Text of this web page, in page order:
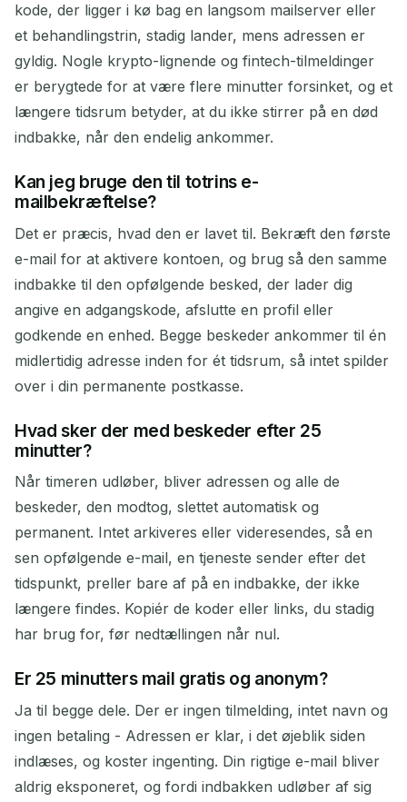
kode, der ligger i kø bag en langsom mailserver eller
et behandlingstrin, stadig lander, mens adressen er
gyldig. Nogle krypto-lignende og fintech-tilmeldinger
er berygtede for at være flere minutter forsinket, og et
længere tidsrum betyder, at du ikke stirrer på en død
indbakke, når den endelig ankommer.
Kan jeg bruge den til totrins e-
mailbekræftelse?
Det er præcis, hvad den er lavet til. Bekræft den første
e-mail for at aktivere kontoen, og brug så den samme
indbakke til den opfølgende besked, der lader dig
angive en adgangskode, afslutte en profil eller
godkende en enhed. Begge beskeder ankommer til én
midlertidig adresse inden for ét tidsrum, så intet spilder
over i din permanente postkasse.
Hvad sker der med beskeder efter 25
minutter?
Når timeren udløber, bliver adressen og alle de
beskeder, den modtog, slettet automatisk og
permanent. Intet arkiveres eller videresendes, så en
sen opfølgende e-mail, en tjeneste sender efter det
tidspunkt, preller bare af på en indbakke, der ikke
længere findes. Kopiér de koder eller links, du stadig
har brug for, før nedtællingen når nul.
Er 25 minutters mail gratis og anonym?
Ja til begge dele. Der er ingen tilmelding, intet navn og
ingen betaling - Adressen er klar, i det øjeblik siden
indlæses, og koster ingenting. Din rigtige e-mail bliver
aldrig eksponeret, og fordi indbakken udløber af sig